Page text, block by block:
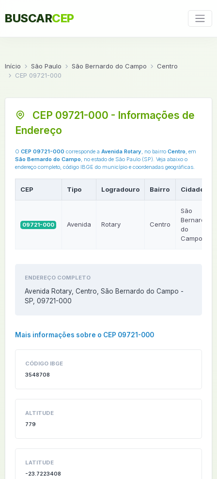
BUSCARCEP
Início São Paulo São Bernardo do Campo
Centro
CEP 09721-000
CEP 09721-000 - Informações de
Endereço
O CEP 09721-000 corresponde a Avenida Rotary, no bairro Centro, em
São Bernardo do Campo, no estado de São Paulo (SP). Veja abaixo o
endereço completo, código IBGE do município e coordenadas geográficas.
CEP Tipo Logradouro Bairro Cidade
09721-000 Avenida Rotary Centro
São
Bernardo
do
Campo
ENDEREÇO COMPLETO
Avenida Rotary, Centro, São Bernardo do Campo -
SP, 09721-000
Mais informações sobre o CEP 09721-000
CÓDIGO IBGE
3548708
ALTITUDE
779
LATITUDE
-23.7223408